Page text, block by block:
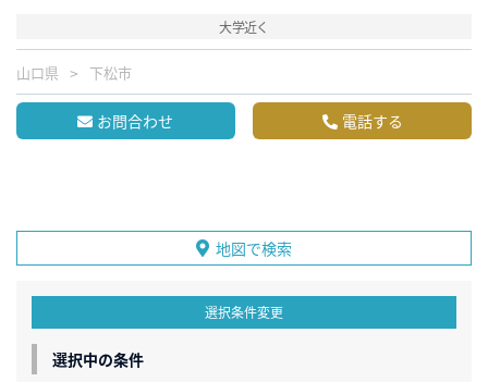
大学近く
山口県 下松市
お問合わせ 電話する
地図で検索
選択条件変更
選択中の条件